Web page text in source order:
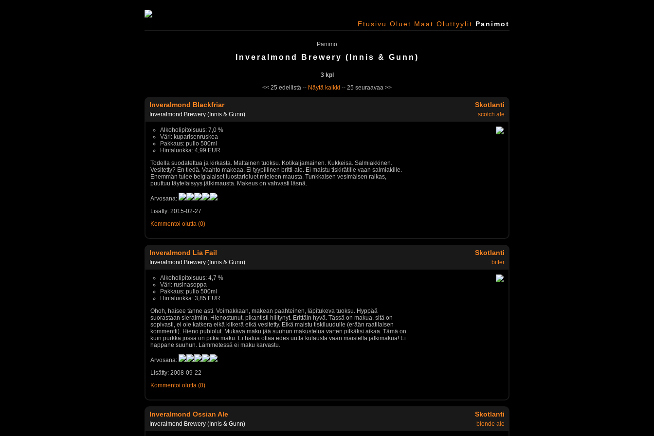
Etusivu Oluet Maat Oluttyylit Panimot
Panimo
Inveralmond Brewery (Innis & Gunn)
3 kpl
<< 25 edellistä -- Näytä kaikki -- 25 seuraavaa >>
Inveralmond Blackfriar Skotlanti
Inveralmond Brewery (Innis & Gunn) scotch ale
Alkoholipitoisuus: 7,0 %
Väri: kuparisenruskea
Pakkaus: pullo 500ml
Hintaluokka: 4,99 EUR
Todella suodatettua ja kirkasta. Maltainen tuoksu. Kotikaljamainen. Kukkeisa. Salmiakkinen.
Vesitetty? En tiedä. Vaahto makeaa. Ei tyypillinen britti-ale. Ei maistu tiskirätille vaan salmiakille.
Enemmän tulee belgialaiset luostarioluet mieleen mausta. Tunkkaisen vesimäisen raikas,
puuttuu täyteläisyys jälkimausta. Makeus on vahvasti läsnä.
Arvosana:
Lisätty: 2015-02-27
Kommentoi olutta (0)
Inveralmond Lia Fail Skotlanti
Inveralmond Brewery (Innis & Gunn) bitter
Alkoholipitoisuus: 4,7 %
Väri: rusinasoppa
Pakkaus: pullo 500ml
Hintaluokka: 3,85 EUR
Ohoh, haisee tänne asti. Voimakkaan, makean paahteinen, läpitukeva tuoksu. Hyppää
suorastaan sieraimiin. Hienostunut, pikantisti hiiltynyt. Erittäin hyvä. Tässä on makua, sitä on
sopivasti, ei ole katkera eikä kitkerä eikä vesitetty. Eikä maistu tiskiluudulle (erään raatilaisen
kommentti). Hieno pubiolut. Mukava maku jää suuhun makustelua varten pitkäksi aikaa. Tämä on
kuin purkka jossa on pitkä maku. Ei halua ottaa edes uutta kulausta vaan maistella jälkimakua! Ei
happane suuhun. Lämmetessä ei maku karvastu.
Arvosana:
Lisätty: 2008-09-22
Kommentoi olutta (0)
Inveralmond Ossian Ale Skotlanti
Inveralmond Brewery (Innis & Gunn) blonde ale